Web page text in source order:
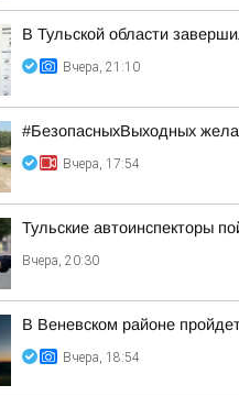
В Тульской области
Вчера, 21:10
#БезопасныхВыходных
Вчера, 17:54
Тульские автоинспекторы
Вчера, 20:30
В Веневском районе
Вчера, 18:54